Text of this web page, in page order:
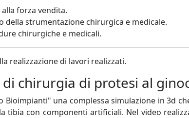
forza vendita.
della strumentazione chirurgica e medicale.
chirurgiche e medicali.
realizzazione di lavori realizzati.
chirurgia di protesi al
Bioimpianti" una complessa simulazione in 3d
tibia con componenti artificiali. Nel video